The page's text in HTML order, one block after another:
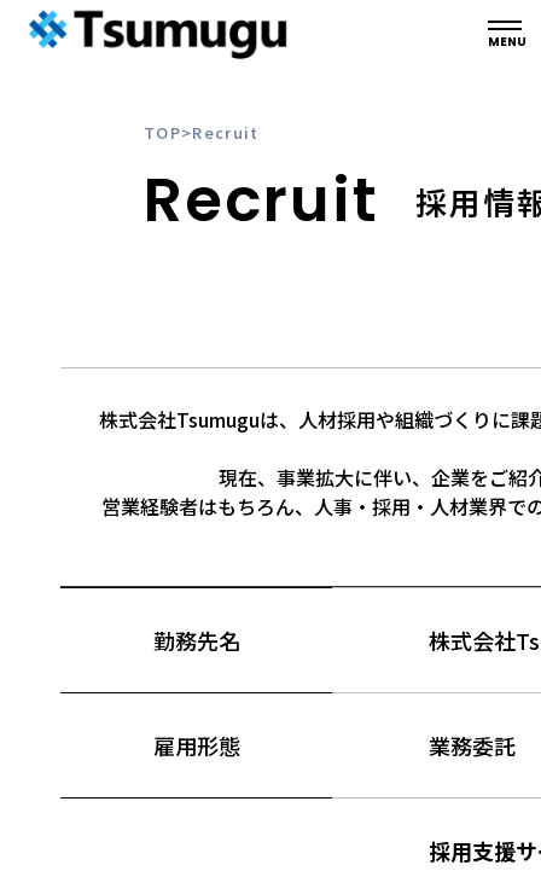
TOP>Recruit
Recruit 採用情
株式会社Tsumuguは、人材採用や組織づくりに
現在、事業拡大に伴い、企業をご紹
営業経験者はもちろん、人事・採用・人材業界
勤務先名 株式会社
雇用形態 業務委託
採用支援